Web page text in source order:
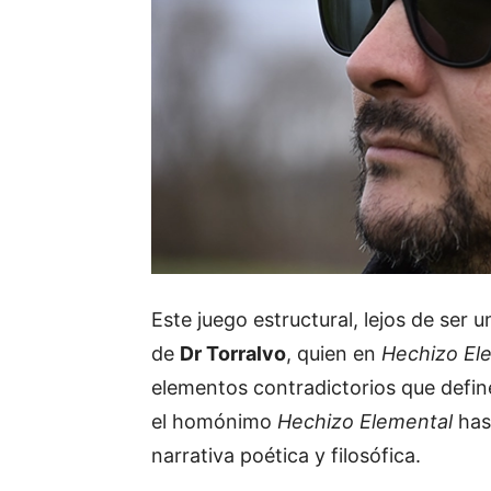
Este juego estructural, lejos de ser
de Dr Torralvo, quien en Hechizo
elementos contradictorios que
el homónimo Hechizo Elemental
narrativa poética y filosófica.